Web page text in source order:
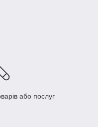
або послуг